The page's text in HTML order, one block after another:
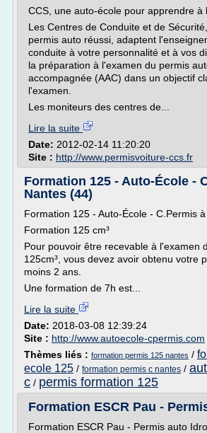
CCS, une auto-école pour apprendre à
Les Centres de Conduite et de
permis auto réussi, adaptent
conduite à votre personnalité et à vos
la préparation à l'examen du permis
accompagnée (AAC) dans un objectif
l'examen.
Les moniteurs des centres de...
Lire la suite
Date: 2012-02-14 11:20:20
Site : http://www.permisvoiture-ccs.fr
Formation 125 - Auto-École -
Nantes (44)
Formation 125 - Auto-École - C.Permis
Formation 125 cm³
Pour pouvoir être recevable à l'examen
125cm³, vous devez avoir obtenu votre
moins 2 ans.
Une formation de 7h est...
Lire la suite
Date: 2018-03-08 12:39:24
Site : http://www.autoecole-cpermis.com
Thèmes liés : formation permis 125 nantes /
ecole 125 / formation permis c nantes /
c / permis formation 125
Formation ESCR Pau -
Formation ESCR Pau - Permis auto